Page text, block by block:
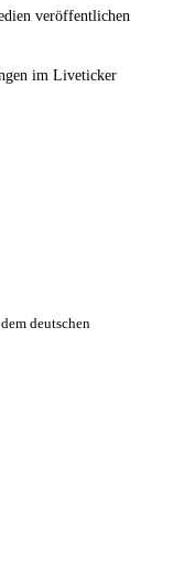
veröffentlichen
im Liveticker
deutschen